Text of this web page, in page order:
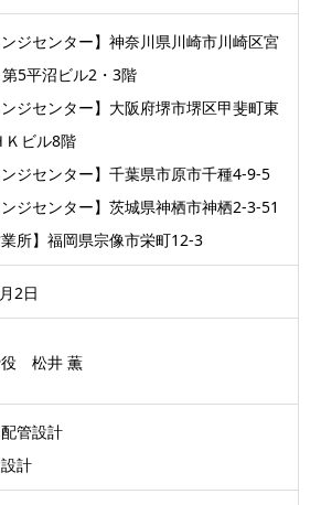
ンジセンター】神奈川県川崎市川崎区宮
5平沼ビル2・3階
ンジセンター】大阪府堺市堺区甲斐町東
Ｋビル8階
ンジセンター】千葉県市原市千種4-9-5
ンジセンター】茨城県神栖市神栖2-3-51
業所】福岡県宗像市栄町12-3
2日
役 松井 薫
管設計
計